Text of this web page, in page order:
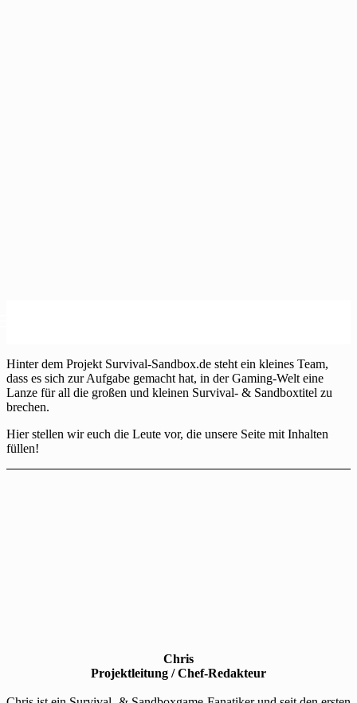
Hinter dem Projekt Survival-Sandbox.de steht ein kleines Team,
dass es sich zur Aufgabe gemacht hat, in der Gaming-Welt eine
Lanze für all die großen und kleinen Survival- & Sandboxtitel zu
brechen.
Hier stellen wir euch die Leute vor, die unsere Seite mit Inhalten
füllen!
Chris
Projektleitung / Chef-Redakteur